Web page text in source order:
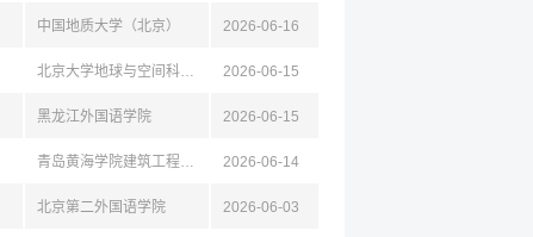
中国地质大学（北京） 2026-06-16
北京大学地球与空间科学学院 2026-06-15
黑龙江外国语学院 2026-06-15
青岛黄海学院建筑工程学院 2026-06-14
北京第二外国语学院 2026-06-03